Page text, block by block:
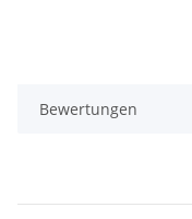
Bewertungen